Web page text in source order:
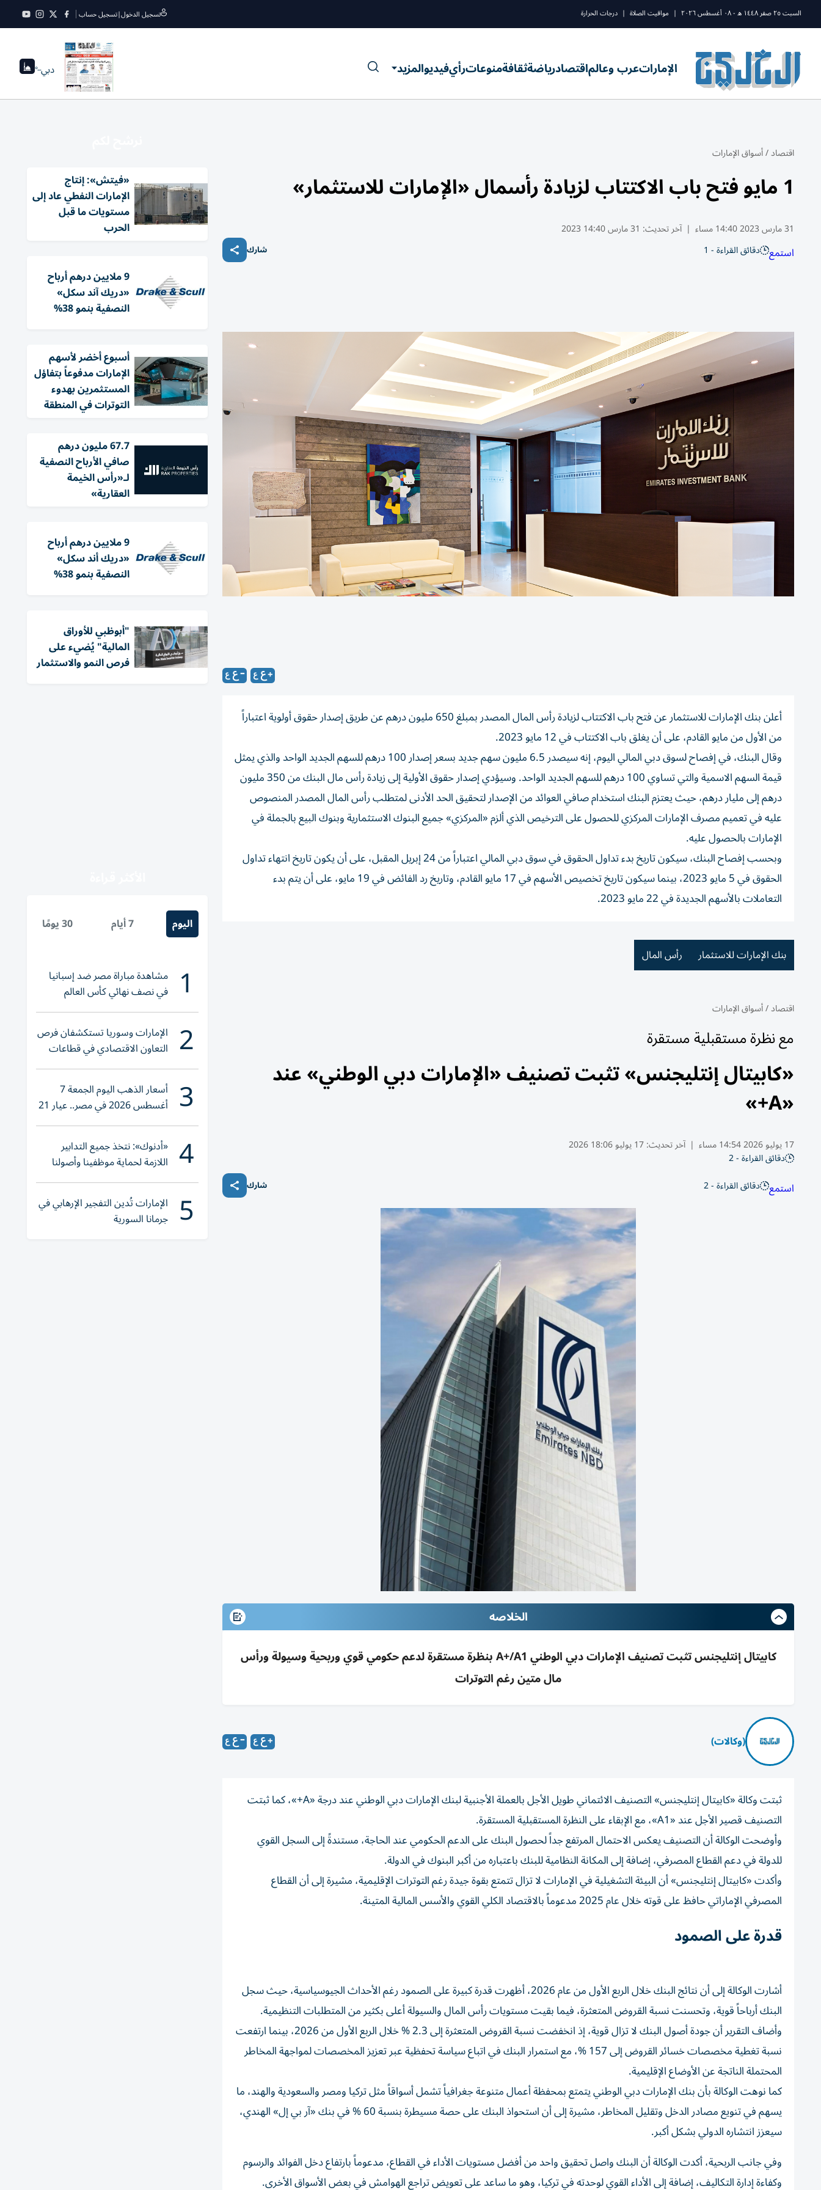
السبت ٢٥ صفر ١٤٤٨ ه - ٠٨ أغسطس ٢٠٢٦ | مواقيت الصلاة | درجات الحرارة تسجيل الدخول|تسجيل حساب
الإماراتعرب وعالماقتصادرياضةثقافةمنوعاترأيفيديوالمزيد دبي--°
اقتصاد/أسواق الإمارات
1 مايو فتح باب الاكتتاب لزيادة رأسمال «الإمارات للاستثمار»
31 مارس 2023 14:40 مساء | آخر تحديث: 31 مارس 14:40 2023
استمع دقائق القراءة - 1 شارك
أعلن بنك الإمارات للاستثمار عن فتح باب الاكتتاب لزيادة رأس المال المصدر بمبلغ 650 مليون درهم عن طريق إصدار حقوق أولوية اعتباراً
من الأول من مايو القادم، على أن يغلق باب الاكتتاب في 12 مايو 2023.
وقال البنك، في إفصاح لسوق دبي المالي اليوم، إنه سيصدر 6.5 مليون سهم جديد بسعر إصدار 100 درهم للسهم الجديد الواحد والذي يمثل
قيمة السهم الاسمية والتي تساوي 100 درهم للسهم الجديد الواحد. وسيؤدي إصدار حقوق الأولية إلى زيادة رأس مال البنك من 350 مليون
درهم إلى مليار درهم، حيث يعتزم البنك استخدام صافي العوائد من الإصدار لتحقيق الحد الأدنى لمتطلب رأس المال المصدر المنصوص
عليه في تعميم مصرف الإمارات المركزي للحصول على الترخيص الذي ألزم «المركزي» جميع البنوك الاستثمارية وبنوك البيع بالجملة في
الإمارات بالحصول عليه.
وبحسب إفصاح البنك، سيكون تاريخ بدء تداول الحقوق في سوق دبي المالي اعتباراً من 24 إبريل المقبل، على أن يكون تاريخ انتهاء تداول
الحقوق في 5 مايو 2023، بينما سيكون تاريخ تخصيص الأسهم في 17 مايو القادم، وتاريخ رد الفائض في 19 مايو، على أن يتم بدء
التعاملات بالأسهم الجديدة في 22 مايو 2023.
بنك الإمارات للاستثمار رأس المال
اقتصاد/أسواق الإمارات
مع نظرة مستقبلية مستقرة
«كابيتال إنتليجنس» تثبت تصنيف «الإمارات دبي الوطني» عند
«A+»
17 يوليو 2026 14:54 مساء | آخر تحديث:17 يوليو 18:06 2026
دقائق القراءة - 2
استمع دقائق القراءة - 2 شارك
الخلاصه
كابيتال إنتليجنس تثبت تصنيف الإمارات دبي الوطني A+/A1 بنظرة مستقرة لدعم حكومي قوي وربحية وسيولة ورأس
مال متين رغم التوترات
(وكالات)
ثبتت وكالة «كابيتال إنتليجنس» التصنيف الائتماني طويل الأجل بالعملة الأجنبية لبنك الإمارات دبي الوطني عند درجة «A+»، كما ثبتت
التصنيف قصير الأجل عند «A1»، مع الإبقاء على النظرة المستقبلية المستقرة.
وأوضحت الوكالة أن التصنيف يعكس الاحتمال المرتفع جداً لحصول البنك على الدعم الحكومي عند الحاجة، مستندةً إلى السجل القوي
للدولة في دعم القطاع المصرفي، إضافة إلى المكانة النظامية للبنك باعتباره من أكبر البنوك في الدولة.
وأكدت «كابيتال إنتليجنس» أن البيئة التشغيلية في الإمارات لا تزال تتمتع بقوة جيدة رغم التوترات الإقليمية، مشيرة إلى أن القطاع
المصرفي الإماراتي حافظ على قوته خلال عام 2025 مدعوماً بالاقتصاد الكلي القوي والأسس المالية المتينة.
قدرة على الصمود
أشارت الوكالة إلى أن نتائج البنك خلال الربع الأول من عام 2026، أظهرت قدرة كبيرة على الصمود رغم الأحداث الجيوسياسية، حيث سجل
البنك أرباحاً قوية، وتحسنت نسبة القروض المتعثرة، فيما بقيت مستويات رأس المال والسيولة أعلى بكثير من المتطلبات التنظيمية.
وأضاف التقرير أن جودة أصول البنك لا تزال قوية، إذ انخفضت نسبة القروض المتعثرة إلى 2.3 % خلال الربع الأول من 2026، بينما ارتفعت
نسبة تغطية مخصصات خسائر القروض إلى 157 %، مع استمرار البنك في اتباع سياسة تحفظية عبر تعزيز المخصصات لمواجهة المخاطر
المحتملة الناتجة عن الأوضاع الإقليمية.
كما نوهت الوكالة بأن بنك الإمارات دبي الوطني يتمتع بمحفظة أعمال متنوعة جغرافياً تشمل أسواقاً مثل تركيا ومصر والسعودية والهند، ما
يسهم في تنويع مصادر الدخل وتقليل المخاطر، مشيرة إلى أن استحواذ البنك على حصة مسيطرة بنسبة 60 % في بنك «آر بي إل» الهندي،
سيعزز انتشاره الدولي بشكل أكبر.
وفي جانب الربحية، أكدت الوكالة أن البنك واصل تحقيق واحد من أفضل مستويات الأداء في القطاع، مدعوماً بارتفاع دخل الفوائد والرسوم
وكفاءة إدارة التكاليف، إضافة إلى الأداء القوي لوحدته في تركيا، وهو ما ساعد على تعويض تراجع الهوامش في بعض الأسواق الأخرى.
«فيتش»: إنتاج
الإمارات النفطي عاد إلى
مستويات ما قبل
الحرب
9 ملايين درهم أرباح
«دريك آند سكل»
النصفية بنمو 38%
أسبوع أخضر لأسهم
الإمارات مدفوعاً بتفاؤل
المستثمرين بهدوء
التوترات في المنطقة
67.7 مليون درهم
صافي الأرباح النصفية
لـ«رأس الخيمة
العقارية»
9 ملايين درهم أرباح
«دريك أند سكل»
النصفية بنمو 38%
"أبوظبي للأوراق
المالية" يُضيء على
فرص النمو والاستثمار
اليوم 7 أيام 30 يومًا
1 مشاهدة مباراة مصر ضد إسبانيا
في نصف نهائي كأس العالم
لناشئات اليد 2026
2 الإمارات وسوريا تستكشفان فرص
التعاون الاقتصادي في قطاعات
حيوية
3 أسعار الذهب اليوم الجمعة 7
أغسطس 2026 في مصر.. عيار 21
يقترب من هذا الرقم
4 «أدنوك»: نتخذ جميع التدابير
اللازمة لحماية موظفينا وأصولنا
وعملياتنا
5 الإمارات تُدين التفجير الإرهابي في
جرمانا السورية